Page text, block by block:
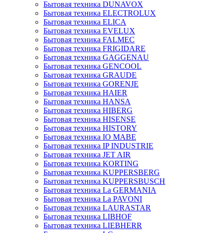
Бытовая техника DUNAVOX
Бытовая техника ELECTROLUX
Бытовая техника ELICA
Бытовая техника EVELUX
Бытовая техника FALMEC
Бытовая техника FRIGIDARE
Бытовая техника GAGGENAU
Бытовая техника GENCOOL
Бытовая техника GRAUDE
Бытовая техника GORENJE
Бытовая техника HAIER
Бытовая техника HANSA
Бытовая техника HIBERG
Бытовая техника HISENSE
Бытовая техника HISTORY
Бытовая техника IO MABE
Бытовая техника IP INDUSTRIE
Бытовая техника JET AIR
Бытовая техника KORTING
Бытовая техника KUPPERSBERG
Бытовая техника KUPPERSBUSCH
Бытовая техника La GERMANIA
Бытовая техника La PAVONI
Бытовая техника LAURASTAR
Бытовая техника LIBHOF
Бытовая техника LIEBHERR